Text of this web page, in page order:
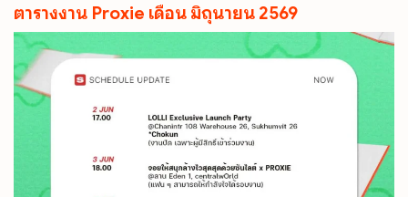
ตารางงาน Proxie เดือน มิถุนายน 2569